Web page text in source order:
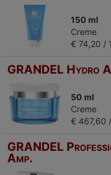
150 ml
Creme
€ 74,20 /
GRANDEL Hydro
50 ml
Creme
€ 467,60
GRANDEL
Amp.